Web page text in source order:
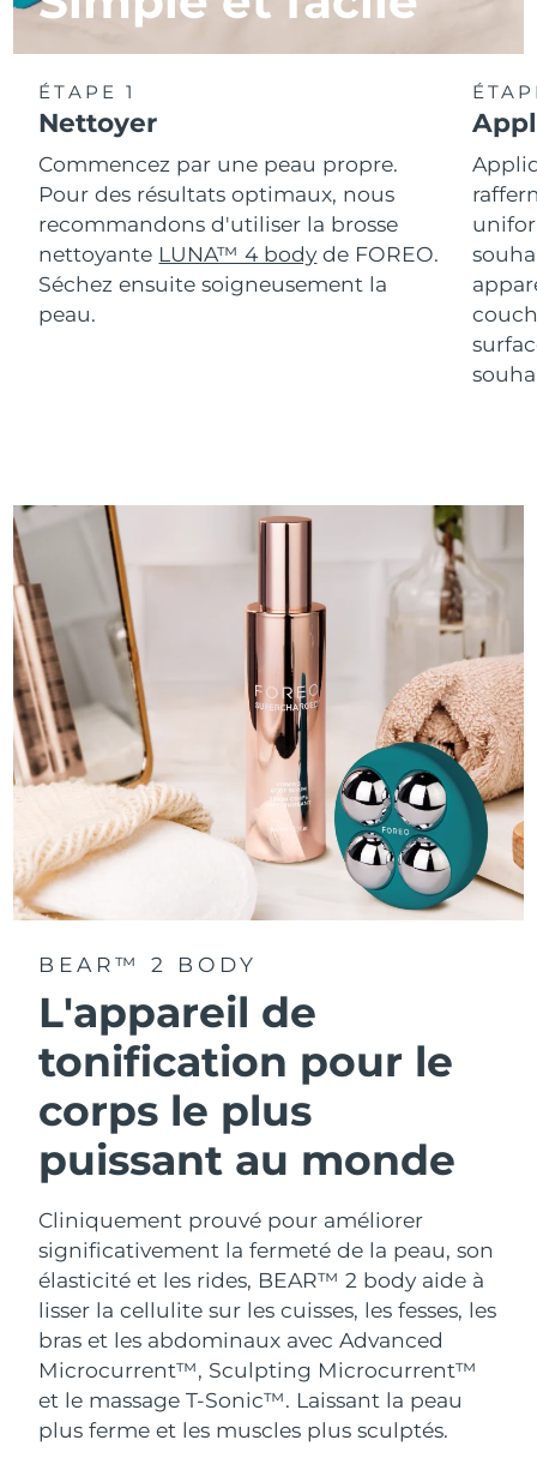
ÉTAPE 1
Nettoyer
Commencez par une peau propre.
Pour des résultats optimaux, nous
recommandons d'utiliser la brosse
nettoyante LUNA™ 4 bodyde FOREO.
Séchez ensuite soigneusement la
peau.
BEAR™ 2 BODY
L'appareil de
tonification pour le
corps le plus
puissant au monde
Cliniquement prouvé pour améliorer
significativement la fermeté de la peau, son
élasticité et les rides, BEAR™ 2 body aide à
lisser la cellulite sur les cuisses, les fesses, les
bras et les abdominaux avec Advanced
Microcurrent™, Sculpting Microcurrent™
et le massage T-Sonic™. Laissant la peau
plus ferme et les muscles plus sculptés.